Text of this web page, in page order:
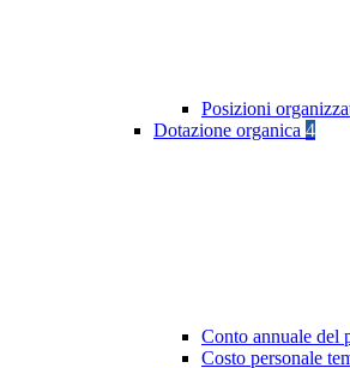
Posizioni
Dotazione organica 4
Conto annuale del
Costo personale